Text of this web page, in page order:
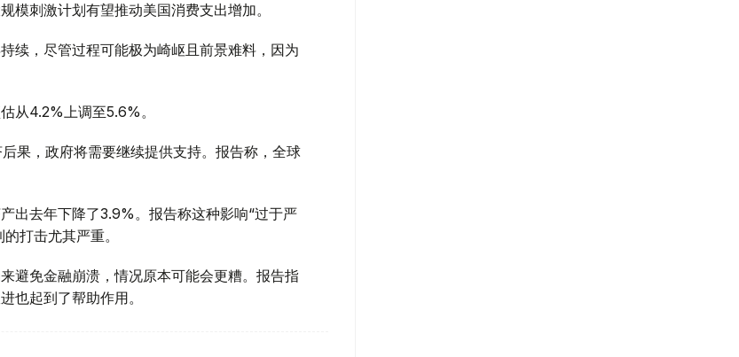
模刺激计划有望推动美国消费支出增加。
续，尽管过程可能极为崎岖且前景难料，因为
从4.2%上调至5.6%。
果，政府将需要继续提供支持。报告称，全球
出去年下降了3.9%。报告称这种影响“过于严
打击尤其严重。
避免金融崩溃，情况原本可能会更糟。报告指
也起到了帮助作用。